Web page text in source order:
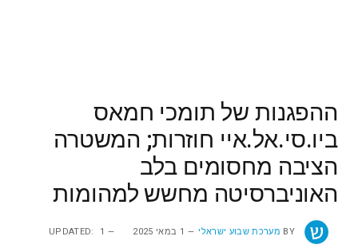
ההפגנות של תומכי חמאס
ביו.סי.אל.איי חוזרות; המשטרה
הציבה מחסומים בלב
האוניברסיטה מחשש למהומות
BY מערכת שבוע ישראלי 1 במאי 2025 UPDATED: 1